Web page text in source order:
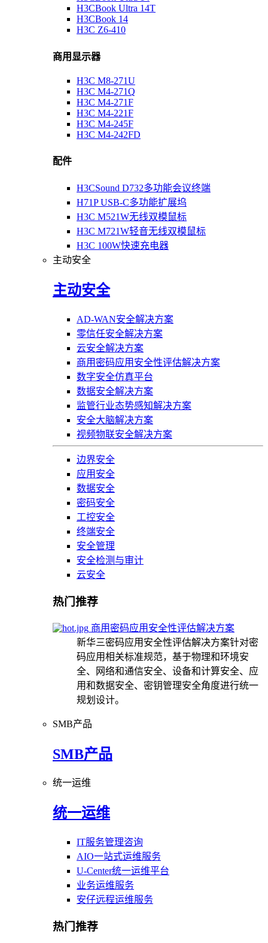
H3CBook Ultra 14T
H3CBook 14
H3C Z6-410
商用显示器
H3C M8-271U
H3C M4-271Q
H3C M4-271F
H3C M4-221F
H3C M4-245F
H3C M4-242FD
配件
H3CSound D732多功能会议终端
H71P USB-C多功能扩展坞
H3C M521W无线双模鼠标
H3C M721W轻音无线双模鼠标
H3C 100W快速充电器
主动安全
主动安全
AD-WAN安全解决方案
零信任安全解决方案
云安全解决方案
商用密码应用安全性评估解决方案
数字安全仿真平台
数据安全解决方案
监管行业态势感知解决方案
安全大脑解决方案
视频物联安全解决方案
边界安全
应用安全
数据安全
密码安全
工控安全
终端安全
安全管理
安全检测与审计
云安全
热门推荐
商用密码应用安全性评估解决方案
新华三密码应用安全性评估解决方案针对密
码应用相关标准规范，基于物理和环境安
全、网络和通信安全、设备和计算安全、应
用和数据安全、密钥管理安全角度进行统一
规划设计。
SMB产品
SMB产品
统一运维
统一运维
IT服务管理咨询
AIO一站式运维服务
U-Center统一运维平台
业务运维服务
安仔远程运维服务
热门推荐